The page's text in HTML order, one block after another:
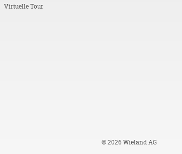
Virtuelle Tour
© 2026 Wieland AG